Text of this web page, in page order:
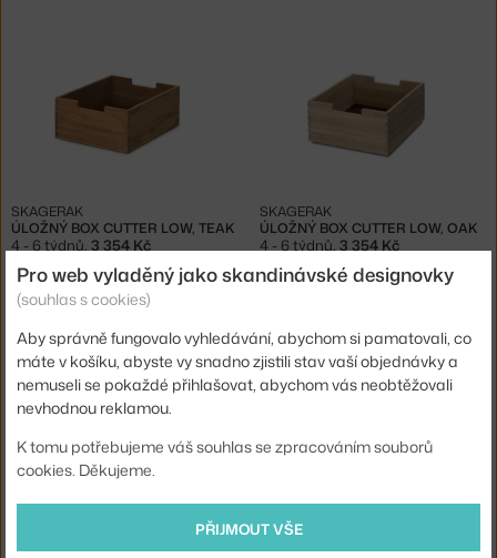
ÚLOŽNÝ BOX CUTTER LOW, TEAK
SKAGERAK
4 - 6 týdnů, 3 354 Kč
ÚLOŽNÝ BOX CUTTER LOW, OAK
SKAGERAK
4 - 6 týdnů, 3 354 Kč
SKAGERAK
4 - 6 týdnů,3 614 Kč 4 - 6 týdnů,5 954 Kč
Pro web vyladěný jako skandinávské designovky
(souhlas s cookies)
Aby správně fungovalo vyhledávání, abychom si pamatovali, co
máte v košíku, abyste vy snadno zjistili stav vaší objednávky a
nemuseli se pokaždé přihlašovat, abychom vás neobtěžovali
nevhodnou reklamou.
K tomu potřebujeme váš souhlas se zpracováním souborů
cookies. Děkujeme.
PŘIJMOUT VŠE